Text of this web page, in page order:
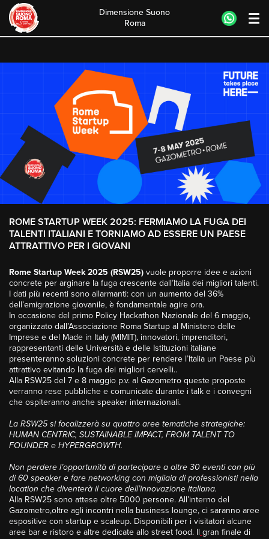
content
Dimensione Suono
Roma
ROME STARTUP WEEK 2025: FERMIAMO LA FUGA DEI
TALENTI ITALIANI E TORNIAMO AD ESSERE UN PAESE
ATTRATTIVO PER I GIOVANI
Rome Startup Week 2025 (RSW25) vuole proporre idee e azioni
concrete per arginare la fuga crescente dall’Italia dei migliori talenti.
I dati più recenti sono allarmanti: con un aumento del 36%
dell’emigrazione giovanile, è fondamentale agire ora.
In occasione del primo Policy Hackathon Nazionale del 6 maggio,
organizzato dall’Associazione Roma Startup al Ministero delle
Imprese e del Made in Italy (MIMIT), innovatori, imprenditori,
rappresentanti delle Università e delle Istituzioni italiane
presenteranno soluzioni concrete per rendere l’Italia un Paese più
attrattivo evitando la fuga dei migliori cervelli..
Alla RSW25 del 7 e 8 maggio p.v. al Gazometro queste proposte
verranno rese pubbliche e comunicate durante i talk e i convegni
che ospiteranno anche speaker internazionali.
La RSW25 si focalizzerà su quattro aree tematiche strategiche:
HUMAN CENTRIC, SUSTAINABLE IMPACT, FROM TALENT TO
FOUNDER e HYPERGROWTH.
Non perdere l’opportunità di partecipare a oltre 30 eventi con più
di 60 speaker e fare networking con migliaia di professionisti nella
location che diventerà il cuore dell’innovazione italiana.
Alla RSW25 sono attese oltre 5000 persone. All’interno del
Gazometro,oltre agli incontri nella business lounge, ci saranno aree
espositive con startup e scaleup. Disponibili per i visitatori alcune
aree bar e ristoro e altre dedicate allo street food. Il gran finale di